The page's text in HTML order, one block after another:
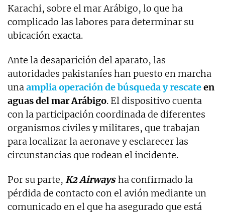
Karachi, sobre el mar Arábigo, lo que ha
complicado las labores para determinar su
ubicación exacta.
Ante la desaparición del aparato, las
autoridades pakistaníes han puesto en marcha
unaamplia operación de búsqueda y rescateen
aguas del mar Arábigo. El dispositivo cuenta
con la participación coordinada de diferentes
organismos civiles y militares, que trabajan
para localizar la aeronave y esclarecer las
circunstancias que rodean el incidente.
Por su parte, K2 Airwaysha confirmado la
pérdida de contacto con el avión mediante un
comunicado en el que ha asegurado que está